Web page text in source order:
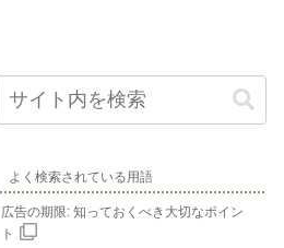
よく検索されている用語
広告の期限: 知っておくべき大切なポイン
ト